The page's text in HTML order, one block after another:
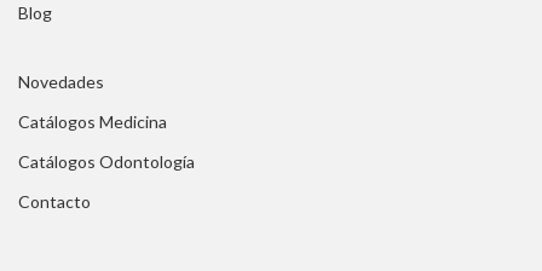
Blog
Novedades
Catálogos Medicina
Catálogos Odontología
Contacto